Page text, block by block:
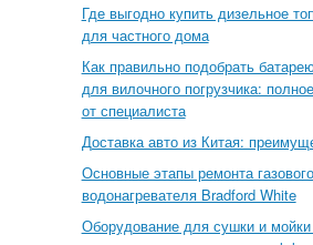
Где выгодно купить дизельное
для частного дома
Как правильно подобрать
для вилочного погрузчика:
от специалиста
Доставка авто из Китая:
Основные этапы ремонта газового
водонагревателя Bradford White
Оборудование для сушки и